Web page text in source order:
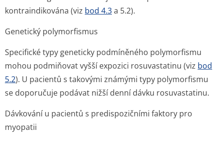
kontraindikována (viz bod 4.3a 5.2).
Genetický polymorfismus
Specifické typy geneticky podmíněného polymorfismu
mohou podmiňovat vyšší expozici rosuvastatinu (viz bod
5.2). U pacientů s takovými známými typy polymorfismu
se doporučuje podávat nižší denní dávku rosuvastatinu.
Dávkování u pacientů s predispozičními faktory pro
myopatii